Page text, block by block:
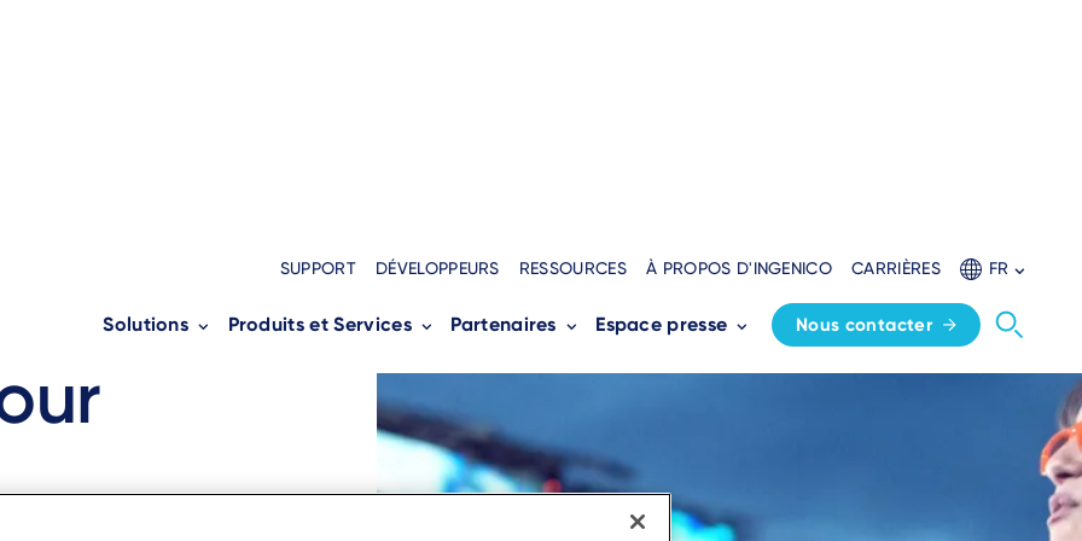
SUPPORT DÉVELOPPEURS RESSOURCES À PROPOS D'INGENICO CARRIÈRES FR
Solutions Produits et Services Partenaires Espace presse Nous contacter
Événementiel